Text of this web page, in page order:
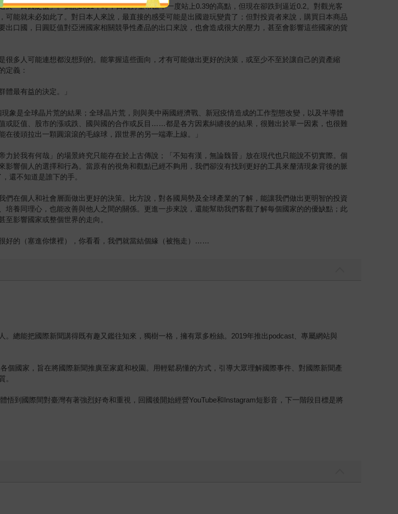
「日圓貶值」。猶記2011年時，日圓對臺幣匯率一度站上0.39的高點，但現在卻跌到逼近0.2。對觀光客
能就未必如此了。對日本人來說，最直接的感受可能是出國遊玩變貴了；但對投資者來說，購買日本商品
口國，日圓貶值對亞洲國家相關競爭性產品的出口來說，也會造成很大的壓力，甚至會影響這些國家的貨
多人可能連想都沒想到的。能掌握這些面向，才有可能做出更好的決策，或至少不至於讓自己的資產縮
定義：
體最有益的決定。」
象是全球晶片荒的結果；全球晶片荒，則與美中兩國經濟戰、新冠疫情造成的工作型態改變，以及半導體
或貶值、股市的漲或跌、國與國的合作或反目……都是各方因素糾纏後的結果，很難出於單一因素，也很難
後頭拉出一顆圓滾滾的毛線球，跟世界的另一端牽上線。」
於我有何哉」的場景終究只能存在於上古傳說；「不知有漢，無論魏晉」放在現代也只能說不切實際。個
影響個人的選擇和行為。當原有的視角和觀點已經不夠用，我們卻沒有找到更好的工具來釐清現象背後的脈
還不知道是誰下的手。
在個人和社會層面做出更好的決策。比方說，對各國局勢及全球產業的了解，能讓我們做出更明智的投資
養同理心，也能改善與他人之間的關係。更進一步來說，還能幫助我們客觀了解每個國家的的優缺點；此
影響國家或整個世界的走向。
好的（塞進你懷裡），你看看，我們就當結個緣（被拖走）……
總能把國際新聞講得既有趣又鑑往知來，獨樹一格，擁有眾多粉絲。2019年推出podcast、專屬網站與
個國家，旨在將國際新聞推廣至家庭和校園。用輕鬆易懂的方式，引導大眾理解國際事件、對國際新聞產
。
悟到國際間對臺灣有著強烈好奇和重視，回國後開始經營YouTube和Instagram短影音，下一階段目標是將